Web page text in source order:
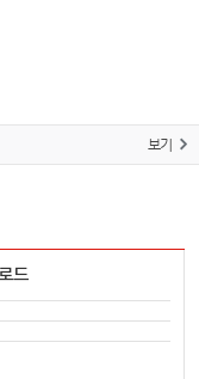
보기
드